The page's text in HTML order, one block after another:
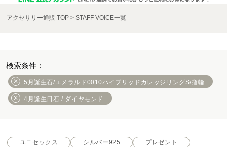
アクセサリー通販 TOP STAFF VOICE一覧
5月誕生石/エメラルド0010ハイブリッドカレッジリングS/指輪
4月誕生日石 / ダイヤモンド
ユニセックス シルバー925
プレゼント